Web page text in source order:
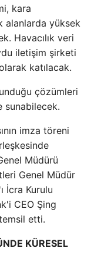
kara
yüksek
Havacılık veri
iletişim şirketi
katılacak.
çözümleri
sunabilecek.
imza töreni
Müdürü
Genel Müdür
İcra Kurulu
CEO Şing
etti.
KÜRESEL